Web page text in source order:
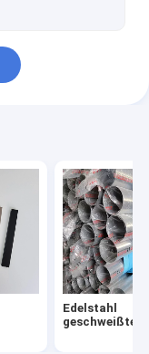
Edelstahl
geschweißtes